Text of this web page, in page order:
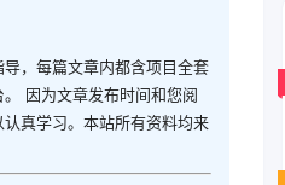
，每篇文章内都含项目全套
因为文章发布时间和您阅
真学习。本站所有资料均来